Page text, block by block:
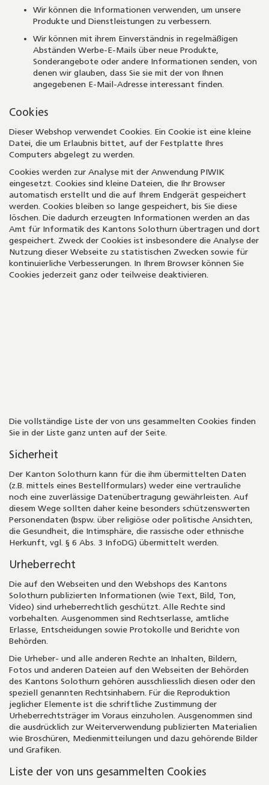
Wir können die Informationen verwenden, um unsere
Produkte und Dienstleistungen zu verbessern.
Wir können mit ihrem Einverständnis in regelmäßigen
Abständen Werbe-E-Mails über neue Produkte,
Sonderangebote oder andere Informationen senden, von
denen wir glauben, dass Sie sie mit der von Ihnen
angegebenen E-Mail-Adresse interessant finden.
Cookies
Dieser Webshop verwendet Cookies. Ein Cookie ist eine kleine
Datei, die um Erlaubnis bittet, auf der Festplatte Ihres
Computers abgelegt zu werden.
Cookies werden zur Analyse mit der Anwendung PIWIK
eingesetzt. Cookies sind kleine Dateien, die Ihr Browser
automatisch erstellt und die auf Ihrem Endgerät gespeichert
werden. Cookies bleiben so lange gespeichert, bis Sie diese
löschen. Die dadurch erzeugten Informationen werden an das
Amt für Informatik des Kantons Solothurn übertragen und dort
gespeichert. Zweck der Cookies ist insbesondere die Analyse der
Nutzung dieser Webseite zu statistischen Zwecken sowie für
kontinuierliche Verbesserungen. In Ihrem Browser können Sie
Cookies jederzeit ganz oder teilweise deaktivieren.
Die vollständige Liste der von uns gesammelten Cookies finden
Sie in der Liste ganz unten auf der Seite.
Sicherheit
Der Kanton Solothurn kann für die ihm übermittelten Daten
(z.B. mittels eines Bestellformulars) weder eine vertrauliche
noch eine zuverlässige Datenübertragung gewährleisten. Auf
diesem Wege sollten daher keine besonders schützenswerten
Personendaten (bspw. über religiöse oder politische Ansichten,
die Gesundheit, die Intimsphäre, die rassische oder ethnische
Herkunft, vgl. § 6 Abs. 3 InfoDG) übermittelt werden.
Urheberrecht
Die auf den Webseiten und den Webshops des Kantons
Solothurn publizierten Informationen (wie Text, Bild, Ton,
Video) sind urheberrechtlich geschützt. Alle Rechte sind
vorbehalten. Ausgenommen sind Rechtserlasse, amtliche
Erlasse, Entscheidungen sowie Protokolle und Berichte von
Behörden.
Die Urheber- und alle anderen Rechte an Inhalten, Bildern,
Fotos und anderen Dateien auf den Webseiten der Behörden
des Kantons Solothurn gehören ausschliesslich diesen oder den
speziell genannten Rechtsinhabern. Für die Reproduktion
jeglicher Elemente ist die schriftliche Zustimmung der
Urheberrechtsträger im Voraus einzuholen. Ausgenommen sind
die ausdrücklich zur Weiterverwendung publizierten Materialien
wie Broschüren, Medienmitteilungen und dazu gehörende Bilder
und Grafiken.
Liste der von uns gesammelten Cookies